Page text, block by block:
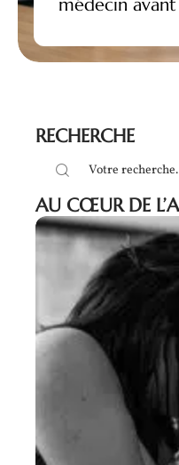
RECHERCHE
AU CŒUR DE